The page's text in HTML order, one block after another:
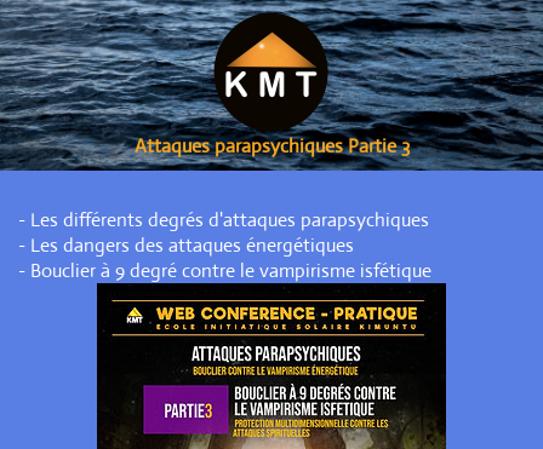
Attaques parapsychiques Partie 3
- Les différents degrés d'attaques parapsychiques
- Les dangers des attaques énergétiques
- Bouclier à 9 degré contre le vampirisme isfétique